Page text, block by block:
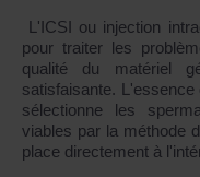
L'ICSI ou injection
pour traiter les
qualité du matériel
satisfaisante.
sélectionne les
viables par la méthode
place directement à